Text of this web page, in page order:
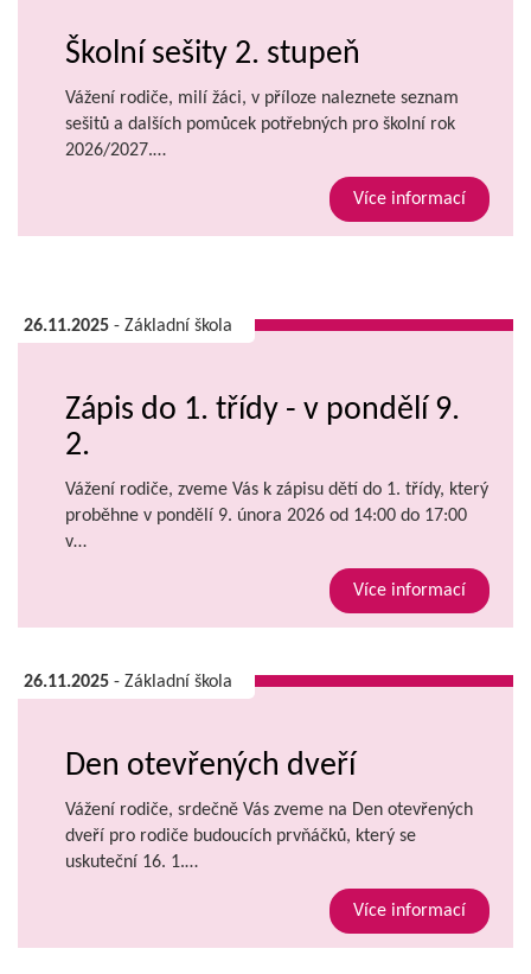
Školní sešity 2. stupeň
Vážení rodiče, milí žáci, v příloze naleznete seznam
sešitů a dalších pomůcek potřebných pro školní rok
2026/2027.…
Více informací
26.11.2025 - Základní škola
Zápis do 1. třídy - v pondělí 9.
2.
Vážení rodiče, zveme Vás k zápisu dětí do 1. třídy, který
proběhne v pondělí 9. února 2026 od 14:00 do 17:00
v…
Více informací
26.11.2025 - Základní škola
Den otevřených dveří
Vážení rodiče, srdečně Vás zveme na Den otevřených
dveří pro rodiče budoucích prvňáčků, který se
uskuteční 16. 1.…
Více informací